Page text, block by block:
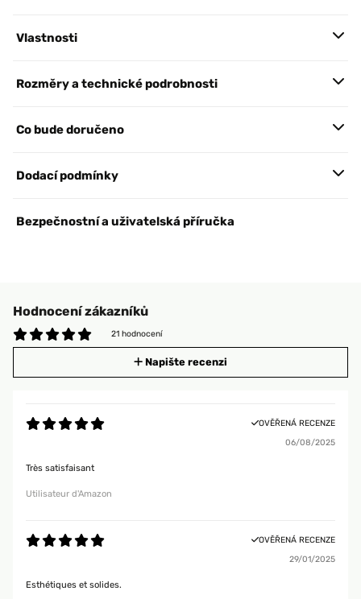
Vlastnosti
Rozměry a technické podrobnosti
Co bude doručeno
Dodací podmínky
Bezpečnostní a uživatelská příručka
Hodnocení zákazníků
21 hodnocení
Napište recenzi
OVĚŘENÁ RECENZE
06/08/2025
Très satisfaisant
Utilisateur d'Amazon
OVĚŘENÁ RECENZE
29/01/2025
Esthétiques et solides.